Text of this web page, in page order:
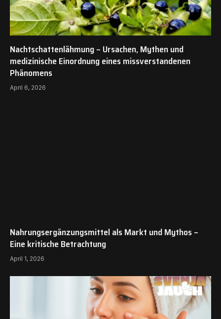
Nachtschattenlähmung – Ursachen, Mythen und
medizinische Einordnung eines missverstandenen
Phänomens
April 6, 2026
Nahrungsergänzungsmittel als Markt und Mythos –
Eine kritische Betrachtung
April 1, 2026